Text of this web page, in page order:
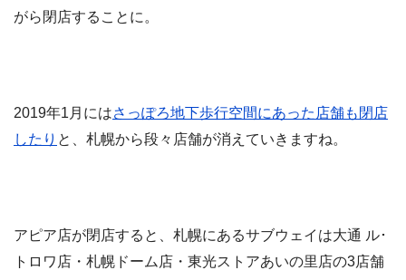
がら閉店することに。
2019年1月にはさっぽろ地下歩行空間にあった店舗も閉店
したり と、札幌から段々店舗が消えていきますね。
アピア店が閉店すると、札幌にあるサブウェイは大通 ル･
トロワ店・札幌ドーム店・東光ストアあいの里店の3店舗